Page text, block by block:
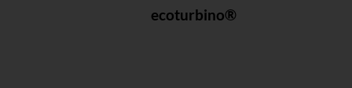
ecoturbino®